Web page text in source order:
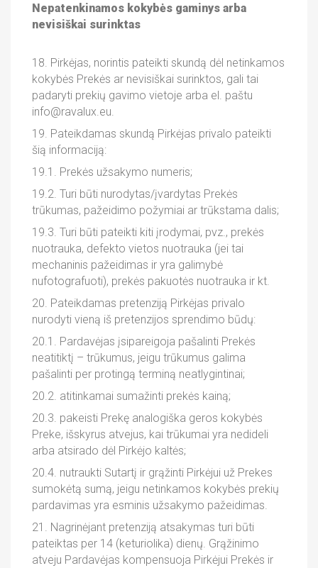
Nepatenkinamos kokybės gaminys arba
nevisiškai surinktas
18. Pirkėjas, norintis pateikti skundą dėl netinkamos
kokybės Prekės ar nevisiškai surinktos, gali tai
padaryti prekių gavimo vietoje arba el. paštu
info@ravalux.eu.
19. Pateikdamas skundą Pirkėjas privalo pateikti
šią informaciją:
19.1. Prekės užsakymo numeris;
19.2. Turi būti nurodytas/įvardytas Prekės
trūkumas, pažeidimo požymiai ar trūkstama dalis;
19.3. Turi būti pateikti kiti įrodymai, pvz., prekės
nuotrauka, defekto vietos nuotrauka (jei tai
mechaninis pažeidimas ir yra galimybė
nufotografuoti), prekės pakuotės nuotrauka ir kt.
20. Pateikdamas pretenziją Pirkėjas privalo
nurodyti vieną iš pretenzijos sprendimo būdų:
20.1. Pardavėjas įsipareigoja pašalinti Prekės
neatitiktį – trūkumus, jeigu trūkumus galima
pašalinti per protingą terminą neatlygintinai;
20.2. atitinkamai sumažinti prekės kainą;
20.3. pakeisti Prekę analogiška geros kokybės
Preke, išskyrus atvejus, kai trūkumai yra nedideli
arba atsirado dėl Pirkėjo kaltės;
20.4. nutraukti Sutartį ir grąžinti Pirkėjui už Prekes
sumokėtą sumą, jeigu netinkamos kokybės prekių
pardavimas yra esminis užsakymo pažeidimas.
21. Nagrinėjant pretenziją atsakymas turi būti
pateiktas per 14 (keturiolika) dienų. Grąžinimo
atveju Pardavėjas kompensuoja Pirkėjui Prekės ir